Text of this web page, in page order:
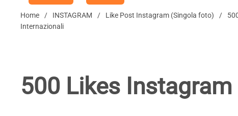
Home INSTAGRAM Like Post Instagram (Singola foto)
Internazionali
500 Likes